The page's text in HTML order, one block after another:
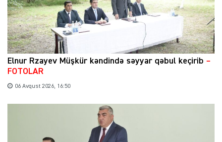
Elnur Rzayev Müşkür kəndində səyyar qəbul keçirib –
FOTOLAR
06 Avqust 2026, 16:50